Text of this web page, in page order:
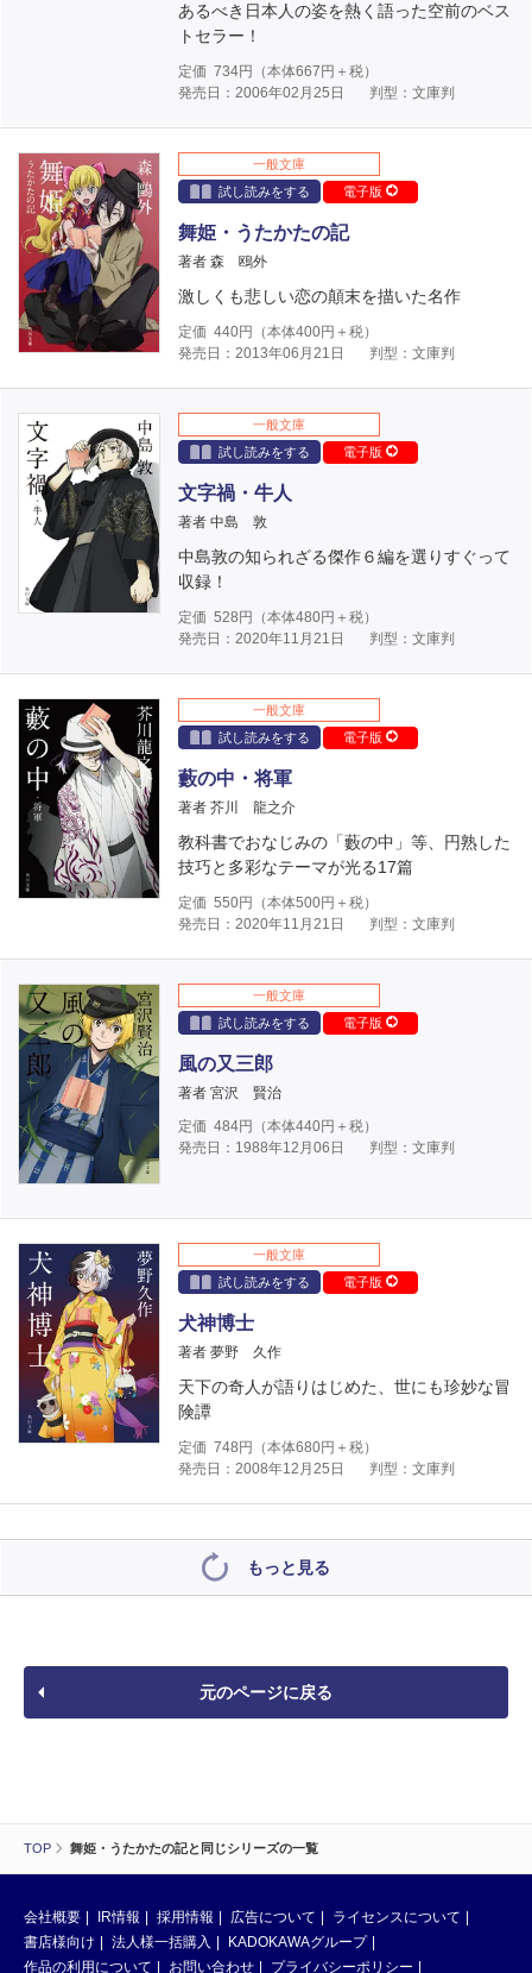
TOP 舞姫・うたかたの記と同じシリーズの一覧
あるべき日本人の姿を熱く語った空前のベス
トセラー！
定価 734円（本体667 円＋税）
発売日：2006年02月25日
判型：文庫判
一般文庫
試し読みをする
電子版
舞姫・うたかたの記
著者 森 鴎外
激しくも悲しい恋の顛末を描いた名作
定価 440円（本体400円＋税）
発売日：2013年06月21日
判型：文庫判
一般文庫
試し読みをする
電子版
文字禍・牛人
著者 中島 敦
中島敦の知られざる傑作６編を選りすぐって
収録！
定価 528 円（本体480円＋税）
発売日：2020年11月21日
判型：文庫判
一般文庫
試し読みをする
電子版
藪の中・将軍
著者 芥川 龍之介
教科書でおなじみの「藪の中」等、円熟した
技巧と多彩なテーマが光る17篇
定価 550円（本体500円＋税）
発売日：2020年11月21日
判型：文庫判
一般文庫
試し読みをする
電子版
風の又三郎
著者 宮沢 賢治
定価 484円（本体440円＋税）
発売日：1988年12月06日
判型：文庫判
一般文庫
試し読みをする
電子版
犬神博士
著者 夢野 久作
天下の奇人が語りはじめた、世にも珍妙な冒
険譚
定価 748 円（本体680円＋税）
発売日：2008年12月25日
判型：文庫判
もっと見る
元のページに戻る
会社概要 IR情報 採用情報 広告について
ライセンスについて
書店様向け
法人様一括購入
KADOKAWAグループ
作品の利用について
お問い合わせ プライバシーポリシー